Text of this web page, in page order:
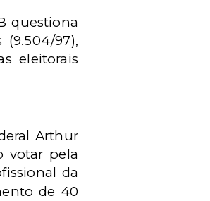
questiona
97),
eleitorais
Arthur
votar pela
da
de 40